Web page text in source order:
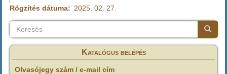
Rögzítés dátuma 2025. 02. 27.
Keresés
Keresés
Katalógus belépés
Olvasójegy szám / e-mail cím